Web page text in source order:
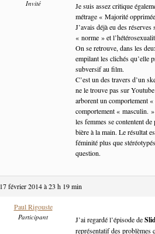
Invité
Je suis assez critique
métrage « Majorité
J’avais déjà eu des
« norme » et
On se retrouve, dans les
empilant les clichés qu’elle
subversif au film.
C’est un des travers d’un
ne le trouve pas sur
arborent un comportement
comportement « masculin.
les femmes se contentent
bière à la main. Le résultat
féminité plus que
question.
17 février 2014 à 23 h 19 min
Paul Rigouste
Participant J’ai regardé l’épisode de
représentatif des problèmes